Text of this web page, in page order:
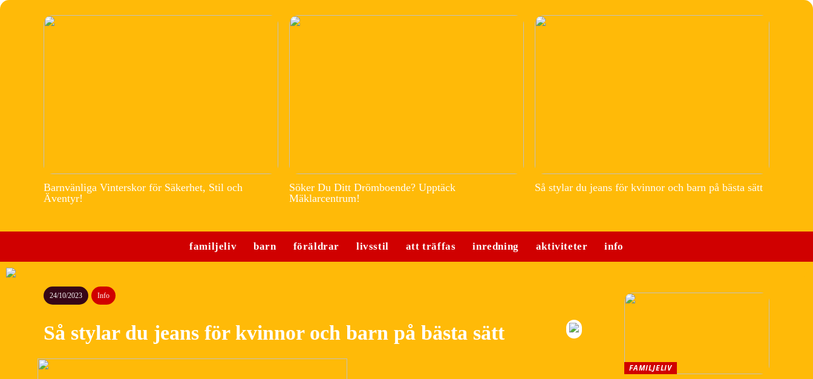
Barnvänliga Vinterskor för Säkerhet, Stil och
Äventyr!
Söker Du Ditt Drömboende? Upptäck
Mäklarcentrum!
Så stylar du jeans för kvinnor och barn på bästa sätt
familjeliv barn föräldrar livsstil att träffas inredning aktiviteter info
24/10/2023 Info
Så stylar du jeans för kvinnor och barn på bästa sätt
FAMILJELIV